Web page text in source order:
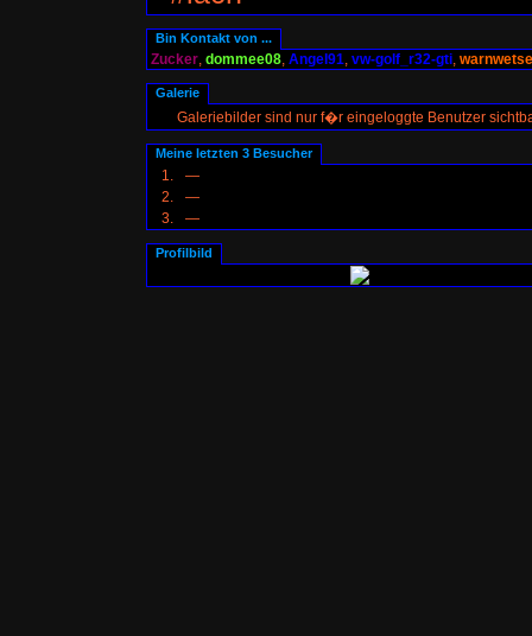
Bin Kontakt von ...
Zucker, dommee08, Angel91, vw-golf_r32-gti,
Galerie
Galeriebilder sind nur f�r eingeloggte Benutzer
Meine letzten 3 Besucher
1.
—
2.
—
3.
—
Profilbild